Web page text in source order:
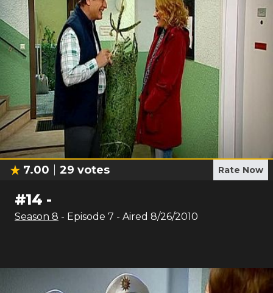
7.00 29 votes Rate Now
#14 -
Season 8 - Episode 7 - Aired 8/26/2010